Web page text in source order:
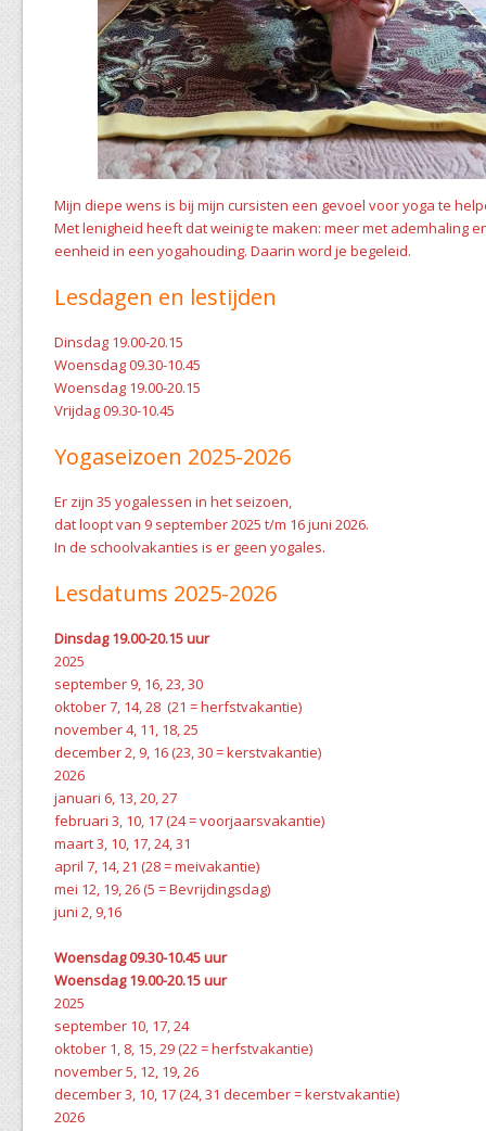
Mijn diepe wens is bij mijn cursisten een gevoel voor yoga te
Met lenigheid heeft dat weinig te maken: meer met ademhaling
eenheid in een yogahouding. Daarin word je begeleid.
Lesdagen en lestijden
Dinsdag 19.00-20.15
Woensdag 09.30-10.45
Woensdag 19.00-20.15
Vrijdag 09.30-10.45
Yogaseizoen 2025-2026
Er zijn 35 yogalessen in het seizoen,
dat loopt van 9 september 2025 t/m 16 juni 2026.
In de schoolvakanties is er geen yogales.
Lesdatums 2025-2026
Dinsdag 19.00-20.15 uur
2025
september 9, 16, 23, 30
oktober 7, 14, 28 (21 = herfstvakantie)
november 4, 11, 18, 25
december 2, 9, 16 (23, 30 = kerstvakantie)
2026
januari 6, 13, 20, 27
februari 3, 10, 17 (24 = voorjaarsvakantie)
maart 3, 10, 17, 24, 31
april 7, 14, 21 (28 = meivakantie)
mei 12, 19, 26 (5 = Bevrijdingsdag)
juni 2, 9,16
Woensdag 09.30-10.45 uur
Woensdag 19.00-20.15 uur
2025
september 10, 17, 24
oktober 1, 8, 15, 29 (22 = herfstvakantie)
november 5, 12, 19, 26
december 3, 10, 17 (24, 31 december = kerstvakantie)
2026